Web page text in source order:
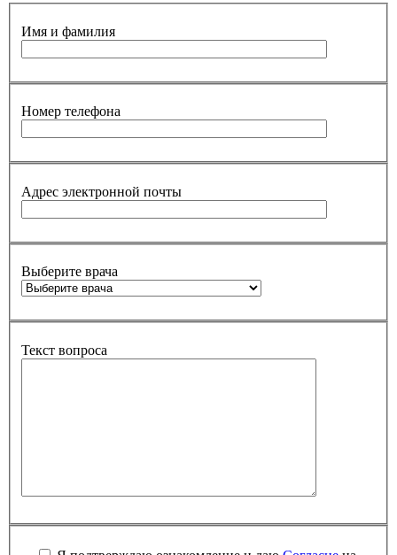
Имя и фамилия
Номер телефона
Адрес электронной почты
Выберите врача
Текст вопроса